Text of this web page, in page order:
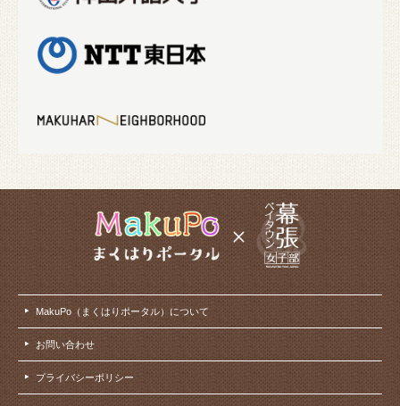
MakuPo（まくはりポータル）について
お問い合わせ
プライバシーポリシー